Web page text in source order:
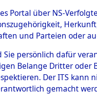
Kemnath
Portal über NS-
und Parteien oder
Sie persönlich dafür
Belange Dritter
Der ITS
gemacht